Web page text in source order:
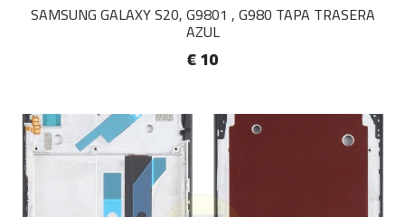
SAMSUNG GALAXY S20, G9801 , G980 TAPA TRASERA
AZUL
€ 10